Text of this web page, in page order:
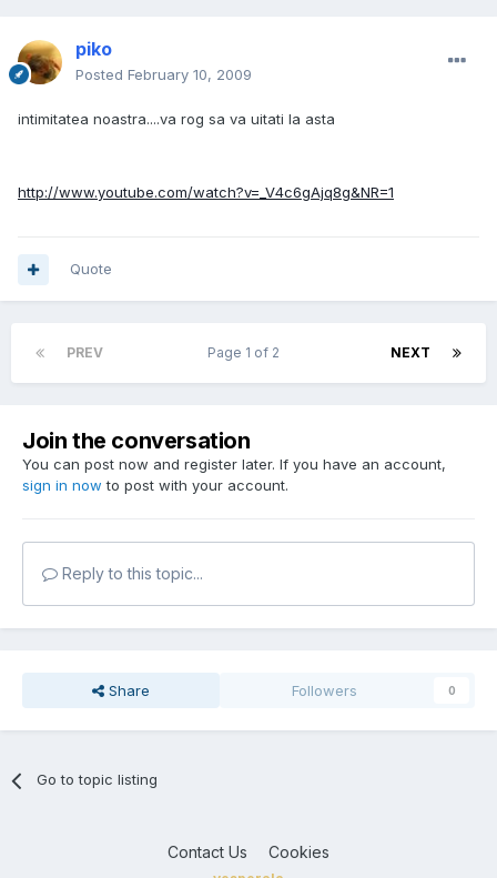
piko
Posted February 10, 2009
intimitatea noastra....va rog sa va uitati la asta
http://www.youtube.com/watch?v=_V4c6gAjq8g&NR=1
Quote
PREV NEXT
Page 1 of 2
Join the conversation
You can post now and register later. If you have an account,
sign in now to post with your account.
Reply to this topic...
Share Followers 0
Go to topic listing
Contact Us Cookies